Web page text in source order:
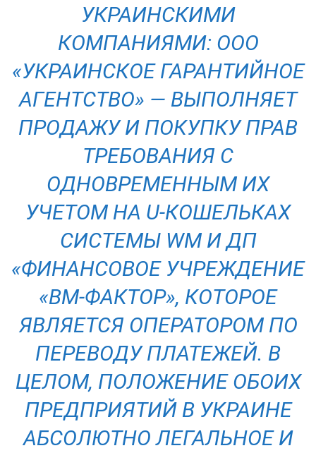
УКРАИНСКИМИ
КОМПАНИЯМИ: ООО
«УКРАИНСКОЕ ГАРАНТИЙНОЕ
АГЕНТСТВО» — ВЫПОЛНЯЕТ
ПРОДАЖУ И ПОКУПКУ ПРАВ
ТРЕБОВАНИЯ С
ОДНОВРЕМЕННЫМ ИХ
УЧЕТОМ НА U-КОШЕЛЬКАХ
СИСТЕМЫ WM И ДП
«ФИНАНСОВОЕ УЧРЕЖДЕНИЕ
«ВМ-ФАКТОР», КОТОРОЕ
ЯВЛЯЕТСЯ ОПЕРАТОРОМ ПО
ПЕРЕВОДУ ПЛАТЕЖЕЙ. В
ЦЕЛОМ, ПОЛОЖЕНИЕ ОБОИХ
ПРЕДПРИЯТИЙ В УКРАИНЕ
АБСОЛЮТНО ЛЕГАЛЬНОЕ И